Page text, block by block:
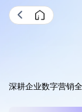
深耕企业数字营销